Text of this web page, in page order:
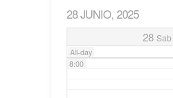
28 JUNIO, 2025
28 Sab
All-day
7:00
8:00